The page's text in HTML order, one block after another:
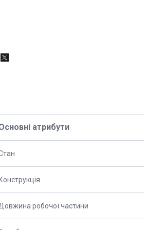
атрибути
робочої частини